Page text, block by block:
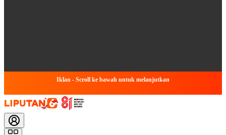
Iklan - Scroll ke bawah untuk melanjutkan